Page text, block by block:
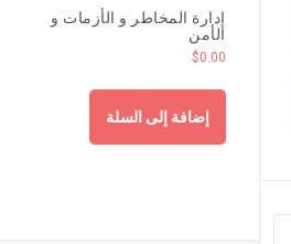
إدارة المخاطر و الأزمات و
الأمن
$0.00
إضافة إلى السلة